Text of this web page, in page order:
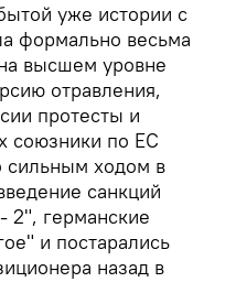
уже истории с
формально весьма
высшем уровне
отравления,
протесты и
союзники по ЕС
сильным ходом в
санкций
2", германские
и постарались
назад в